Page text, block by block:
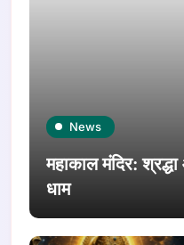
News
महाकाल मंदिर:
धाम